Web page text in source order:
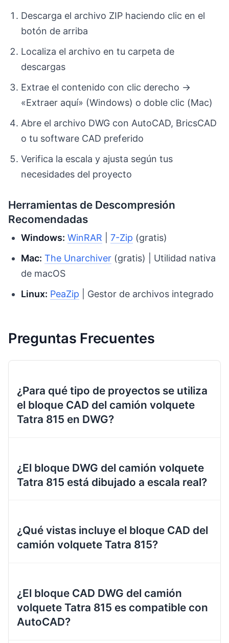
Descarga el archivo ZIP haciendo clic en el
botón de arriba
Localiza el archivo en tu carpeta de
descargas
Extrae el contenido con clic derecho →
«Extraer aquí» (Windows) o doble clic (Mac)
Abre el archivo DWG con AutoCAD, BricsCAD
o tu software CAD preferido
Verifica la escala y ajusta según tus
necesidades del proyecto
Herramientas de Descompresión
Recomendadas
Windows: WinRAR |7-Zip (gratis)
Mac: The Unarchiver (gratis) | Utilidad nativa
de macOS
Linux: PeaZip | Gestor de archivos integrado
Preguntas Frecuentes
¿Para qué tipo de proyectos se utiliza
el bloque CAD del camión volquete
Tatra 815 en DWG?
¿El bloque DWG del camión volquete
Tatra 815 está dibujado a escala real?
¿Qué vistas incluye el bloque CAD del
camión volquete Tatra 815?
¿El bloque CAD DWG del camión
volquete Tatra 815 es compatible con
AutoCAD?